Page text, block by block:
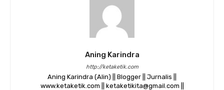
Aning Karindra
http://ketaketik.com
Aning Karindra (Alin) || Blogger || Jurnalis ||
www.ketaketik.com || ketaketikita@gmail.com ||